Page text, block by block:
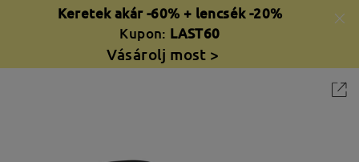
Keretek akár -60% + lencsék -20%
Kupon: LAST60
Vásárolj most >